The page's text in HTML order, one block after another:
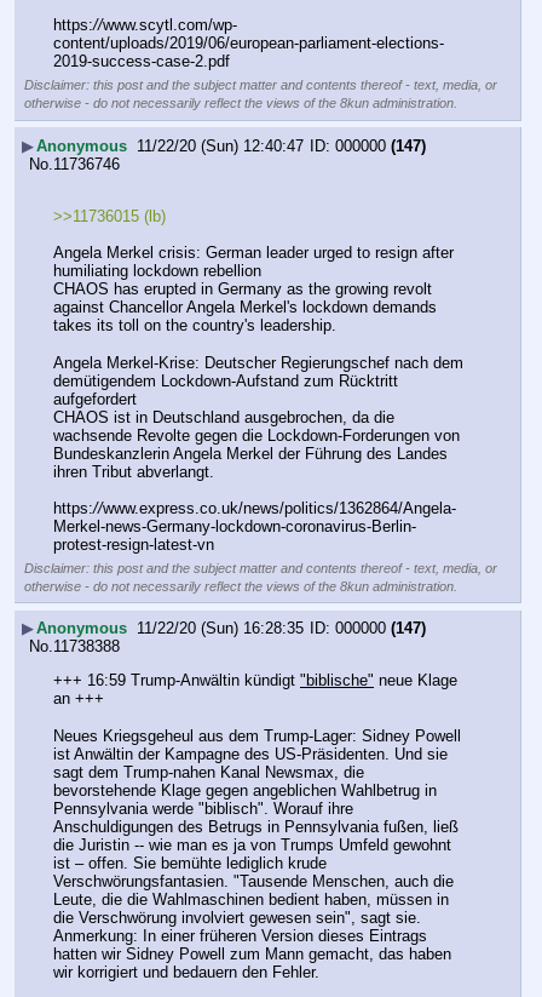
https://www.scytl.com/wp-
content/uploads/2019/06/european-parliament-elections-
2019-success-case-2.pdf
Disclaimer: this post and the subject matter and contents thereof - text, media, or
otherwise - do not necessarily reflect the views of the 8kun administration.
▶Anonymous 11/22/20 (Sun) 12:40:47 000000 (147)
No. 11736746
>>11736015 (lb)
Angela Merkel crisis: German leader urged to resign after
humiliating lockdown rebellion
CHAOS has erupted in Germany as the growing revolt
against Chancellor Angela Merkel's lockdown demands
takes its toll on the country's leadership.
Angela Merkel-Krise: Deutscher Regierungschef nach dem
demütigendem Lockdown-Aufstand zum Rücktritt
aufgefordert
CHAOS ist in Deutschland ausgebrochen, da die
wachsende Revolte gegen die Lockdown-Forderungen von
Bundeskanzlerin Angela Merkel der Führung des Landes
ihren Tribut abverlangt.
https://www.express.co.uk/news/politics/1362864/Angela-
Merkel-news-Germany-lockdown-coronavirus-Berlin-
protest-resign-latest-vn
Disclaimer: this post and the subject matter and contents thereof - text, media, or
otherwise - do not necessarily reflect the views of the 8kun administration.
▶Anonymous 11/22/20 (Sun) 16:28:35 000000 (147)
No.11738388
+++ 16:59 Trump-Anwältin kündigt "biblische" neue Klage
an +++
Neues Kriegsgeheul aus dem Trump-Lager: Sidney Powell
ist Anwältin der Kampagne des US-Präsidenten. Und sie
sagt dem Trump-nahen Kanal Newsmax, die
bevorstehende Klage gegen angeblichen Wahlbetrug in
Pennsylvania werde "biblisch". Worauf ihre
Anschuldigungen des Betrugs in Pennsylvania fußen, ließ
die Juristin -- wie man es ja von Trumps Umfeld gewohnt
ist – offen. Sie bemühte lediglich krude
Verschwörungsfantasien. "Tausende Menschen, auch die
Leute, die die Wahlmaschinen bedient haben, müssen in
die Verschwörung involviert gewesen sein", sagt sie.
Anmerkung: In einer früheren Version dieses Eintrags
hatten wir Sidney Powell zum Mann gemacht, das haben
wir korrigiert und bedauern den Fehler.